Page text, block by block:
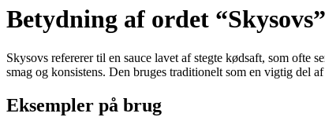
Betydning af ordet “Skysovs”
Skysovs refererer til en sauce lavet af stegte kødsaft, som ofte
smag og konsistens. Den bruges traditionelt som en vigtig del
Eksempler på brug